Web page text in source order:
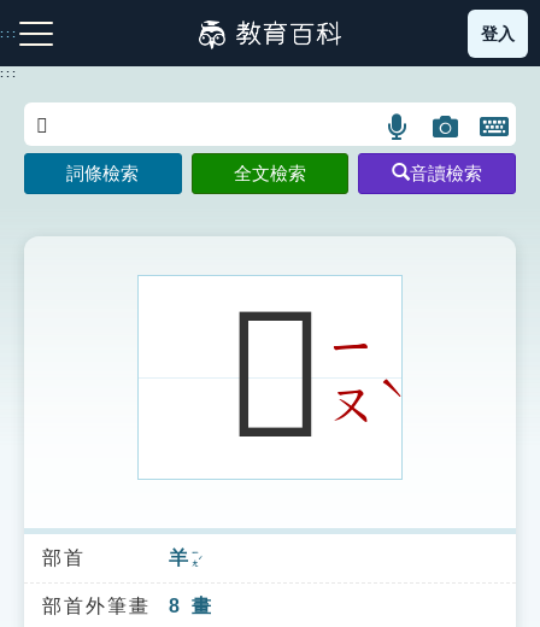
到
主
:::
注音索引圖示 筆畫索引圖示 部首索引表圖示
索引選單
知識索引
登入
:::
語
言
搜
示
圖
片
搜
開
鍵
圖
詞條檢索 全文檢索 音讀檢索
𦎙ㄧ
ㄡˋ
部首 羊 ㄧㄤˊ
部首外筆畫 8 畫